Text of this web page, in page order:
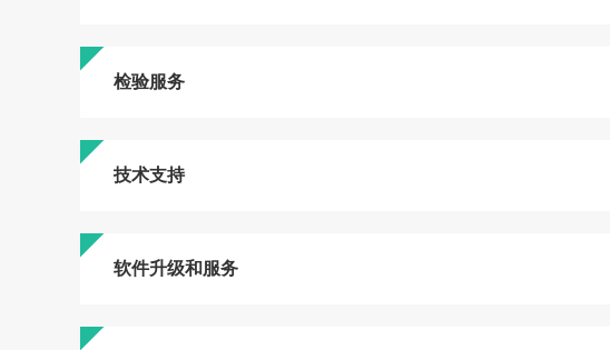
检验服务
技术支持
软件升级和服务